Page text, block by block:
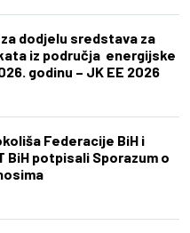
za dodjelu sredstava za
iz područja energijske
godinu – JK EE 2026
Federacije BiH i
BiH potpisali Sporazum o